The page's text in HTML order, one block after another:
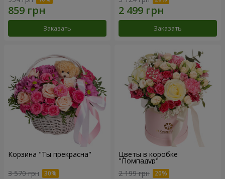
Заказать Заказать
Корзина "Ты прекрасна"
3 570 грн
Цветы в коробке
"Помпадур"
2 199 грн